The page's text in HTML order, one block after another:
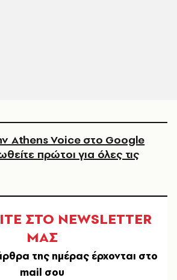
Athens Voice στο Google
πρώτοι για όλες τις
ΣΤΟ NEWSLETTER
ΜΑΣ
της ημέρας έρχονται στο
mail σου